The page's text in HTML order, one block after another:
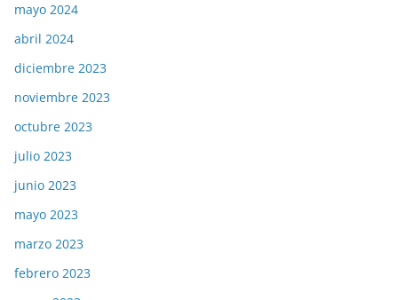
mayo 2024
abril 2024
diciembre 2023
noviembre 2023
octubre 2023
julio 2023
junio 2023
mayo 2023
marzo 2023
febrero 2023